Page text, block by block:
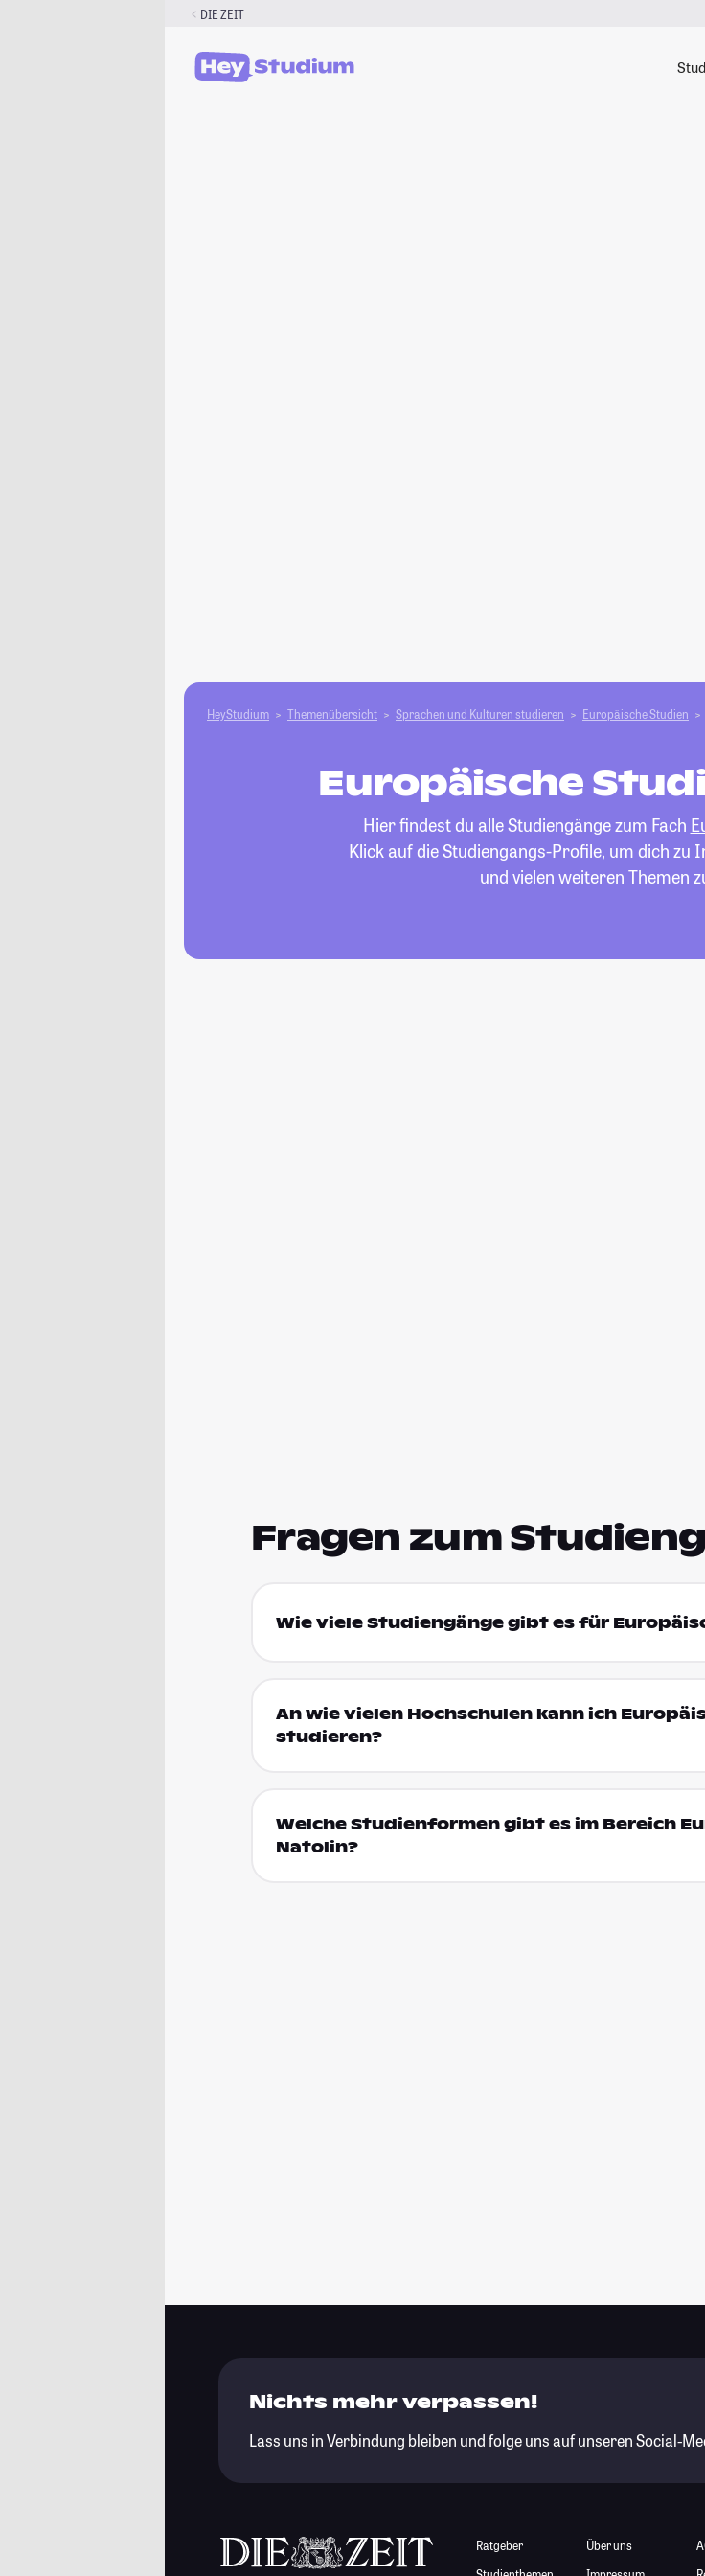
DIE ZEIT
HeyStudium Themenübersicht Sprachen und Kulturen studieren Europäische Studien
Europäische
Hier findest du alle Studiengänge zum Fach
Klick auf die Studiengangs-Profile, um dich zu
und vielen weiteren Themen
Fragen zum
Wie viele Studiengänge gibt es für
An wie vielen Hochschulen kann ich
studieren?
Welche Studienformen gibt es im Bereich
Natolin?
Nichts mehr verpassen!
Lass uns in Verbindung bleiben und folge uns auf unseren Social-
Ratgeber
Über uns